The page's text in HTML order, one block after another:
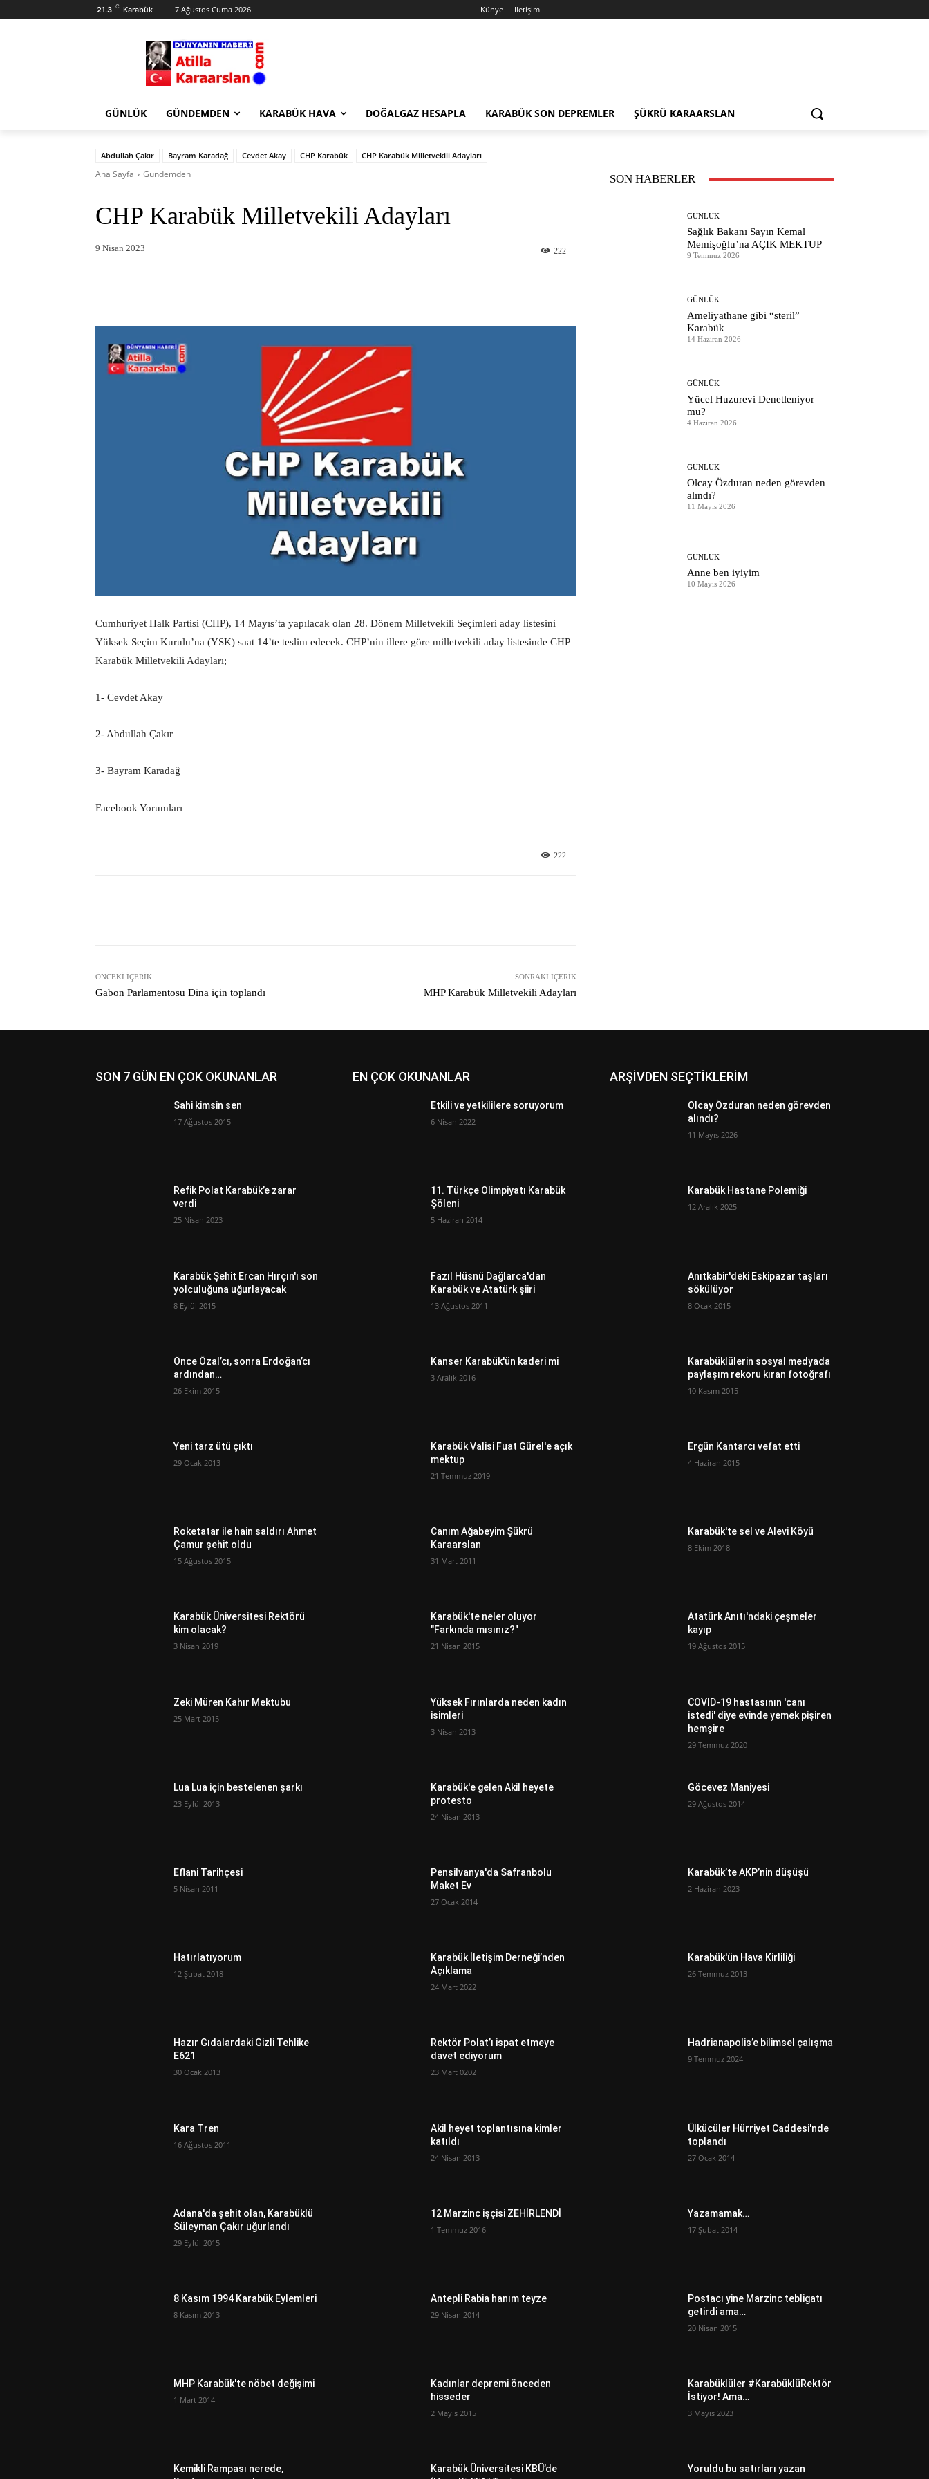
21.3 C Karabük 7 Ağustos Cuma 2026 Künye İletişim
GÜNLÜK GÜNDEMDEN KARABÜK HAVA DOĞALGAZ HESAPLA KARABÜK SON DEPREMLER ŞÜKRÜ KARAARSLAN
Abdullah Çakır Bayram Karadağ Cevdet Akay CHP Karabük CHP Karabük Milletvekili Adayları
Ana Sayfa Gündemden
CHP Karabük Milletvekili Adayları
9 Nisan 2023 222
Cumhuriyet Halk Partisi (CHP), 14 Mayıs’ta yapılacak olan 28. Dönem Milletvekili Seçimleri aday listesini
Yüksek Seçim Kurulu’na (YSK) saat 14’te teslim edecek. CHP’nin illere göre milletvekili aday listesinde CHP
Karabük Milletvekili Adayları;
1- Cevdet Akay
2- Abdullah Çakır
3- Bayram Karadağ
Facebook Yorumları
222
ÖNCEKI İÇERIK
Gabon Parlamentosu Dina için toplandı
SONRAKI İÇERIK
MHP Karabük Milletvekili Adayları
SON HABERLER
GÜNLÜK
Sağlık Bakanı Sayın Kemal
Memişoğlu’na AÇIK MEKTUP
9 Temmuz 2026
GÜNLÜK
Ameliyathane gibi “steril”
Karabük
14 Haziran 2026
GÜNLÜK
Yücel Huzurevi Denetleniyor
mu?
4 Haziran 2026
GÜNLÜK
Olcay Özduran neden görevden
alındı?
11 Mayıs 2026
GÜNLÜK
Anne ben iyiyim
10 Mayıs 2026
SON 7 GÜN EN ÇOK OKUNANLAR
Sahi kimsin sen
17 Ağustos 2015
Refik Polat Karabük’e zarar
verdi
25 Nisan 2023
Karabük Şehit Ercan Hırçın'ı son
yolculuğuna uğurlayacak
8 Eylül 2015
Önce Özal’cı, sonra Erdoğan’cı
ardından…
26 Ekim 2015
Yeni tarz ütü çıktı
29 Ocak 2013
Roketatar ile hain saldırı Ahmet
Çamur şehit oldu
15 Ağustos 2015
Karabük Üniversitesi Rektörü
kim olacak?
3 Nisan 2019
Zeki Müren Kahır Mektubu
25 Mart 2015
Lua Lua için bestelenen şarkı
23 Eylül 2013
Eflani Tarihçesi
5 Nisan 2011
Hatırlatıyorum
12 Şubat 2018
Hazır Gıdalardaki Gizli Tehlike
E621
30 Ocak 2013
Kara Tren
16 Ağustos 2011
Adana'da şehit olan, Karabüklü
Süleyman Çakır uğurlandı
29 Eylül 2015
8 Kasım 1994 Karabük Eylemleri
8 Kasım 2013
MHP Karabük'te nöbet değişimi
1 Mart 2014
Kemikli Rampası nerede,
EN ÇOK OKUNANLAR
Etkili ve yetkililere soruyorum
6 Nisan 2022
11. Türkçe Olimpiyatı Karabük
Şöleni
5 Haziran 2014
Fazıl Hüsnü Dağlarca'dan
Karabük ve Atatürk şiiri
13 Ağustos 2011
Kanser Karabük'ün kaderi mi
3 Aralık 2016
Karabük Valisi Fuat Gürel'e açık
mektup
21 Temmuz 2019
Canım Ağabeyim Şükrü
Karaarslan
31 Mart 2011
Karabük'te neler oluyor
"Farkında mısınız?"
21 Nisan 2015
Yüksek Fırınlarda neden kadın
isimleri
3 Nisan 2013
Karabük'e gelen Akil heyete
protesto
24 Nisan 2013
Pensilvanya'da Safranbolu
Maket Ev
27 Ocak 2014
Karabük İletişim Derneği’nden
Açıklama
24 Mart 2022
Rektör Polat’ı ispat etmeye
davet ediyorum
23 Mart 0202
Akil heyet toplantısına kimler
katıldı
24 Nisan 2013
12 Marzinc işçisi ZEHİRLENDİ
1 Temmuz 2016
Antepli Rabia hanım teyze
29 Nisan 2014
Kadınlar depremi önceden
hisseder
2 Mayıs 2015
Karabük Üniversitesi KBÜ’de
ARŞİVDEN SEÇTİKLERİM
Olcay Özduran neden görevden
alındı?
11 Mayıs 2026
Karabük Hastane Polemiği
12 Aralık 2025
Anıtkabir'deki Eskipazar taşları
sökülüyor
8 Ocak 2015
Karabüklülerin sosyal medyada
paylaşım rekoru kıran fotoğrafı
10 Kasım 2015
Ergün Kantarcı vefat etti
4 Haziran 2015
Karabük'te sel ve Alevi Köyü
8 Ekim 2018
Atatürk Anıtı'ndaki çeşmeler
kayıp
19 Ağustos 2015
COVID-19 hastasının 'canı
istedi' diye evinde yemek pişiren
hemşire
29 Temmuz 2020
Göcevez Maniyesi
29 Ağustos 2014
Karabük’te AKP’nin düşüşü
2 Haziran 2023
Karabük'ün Hava Kirliliği
26 Temmuz 2013
Hadrianapolis’e bilimsel çalışma
9 Temmuz 2024
Ülkücüler Hürriyet Caddesi'nde
toplandı
27 Ocak 2014
Yazamamak…
17 Şubat 2014
Postacı yine Marzinc tebligatı
getirdi ama…
20 Nisan 2015
Karabüklüler #KarabüklüRektör
İstiyor! Ama…
3 Mayıs 2023
Yoruldu bu satırları yazan